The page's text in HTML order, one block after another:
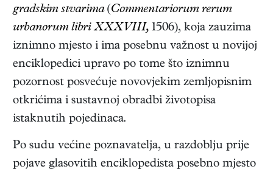
gradskim stvarima(Commentariorum rerum
urbanorum libri XXXVIII, 1506), koja zauzima
iznimno mjesto i ima posebnu važnost u novijoj
enciklopedici upravo po tome što iznimnu
pozornost posvećuje novovjekim zemljopisnim
otkrićima i sustavnoj obradbi životopisa
istaknutih pojedinaca.
Po sudu većine poznavatelja, u razdoblju prije
pojave glasovitih enciklopedista posebno mjesto